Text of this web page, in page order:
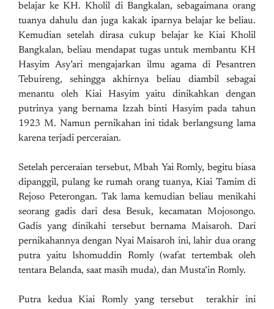
belajar ke KH. Kholil di Bangkalan, sebagaimana orang
tuanya dahulu dan juga kakak iparnya belajar ke beliau.
Kemudian setelah dirasa cukup belajar ke Kiai Kholil
Bangkalan, beliau mendapat tugas untuk membantu KH
Hasyim Asy’ari mengajarkan ilmu agama di Pesantren
Tebuireng, sehingga akhirnya beliau diambil sebagai
menantu oleh Kiai Hasyim yaitu dinikahkan dengan
putrinya yang bernama Izzah binti Hasyim pada tahun
1923 M. Namun pernikahan ini tidak berlangsung lama
karena terjadi perceraian.
Setelah perceraian tersebut, Mbah Yai Romly, begitu biasa
dipanggil, pulang ke rumah orang tuanya, Kiai Tamim di
Rejoso Peterongan. Tak lama kemudian beliau menikahi
seorang gadis dari desa Besuk, kecamatan Mojosongo.
Gadis yang dinikahi tersebut bernama Maisaroh. Dari
pernikahannya dengan Nyai Maisaroh ini, lahir dua orang
putra yaitu Ishomuddin Romly (wafat tertembak oleh
tentara Belanda, saat masih muda), dan Musta’in Romly.
Putra kedua Kiai Romly yang tersebut terakhir ini